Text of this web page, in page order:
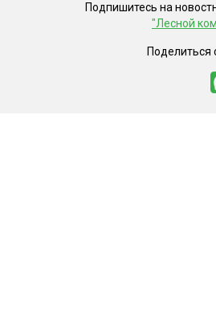
Подпишитесь на
"Лесной
Поделиться